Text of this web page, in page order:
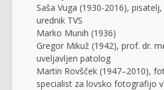
Saša Vuga (1930-2016),
urednik TVS
Marko Munih (1936)
Gregor Mikuž (1942), prof. dr.
uveljavljen patolog
Martin Rovšček (1947–2010),
specialist za lovsko fotografijo